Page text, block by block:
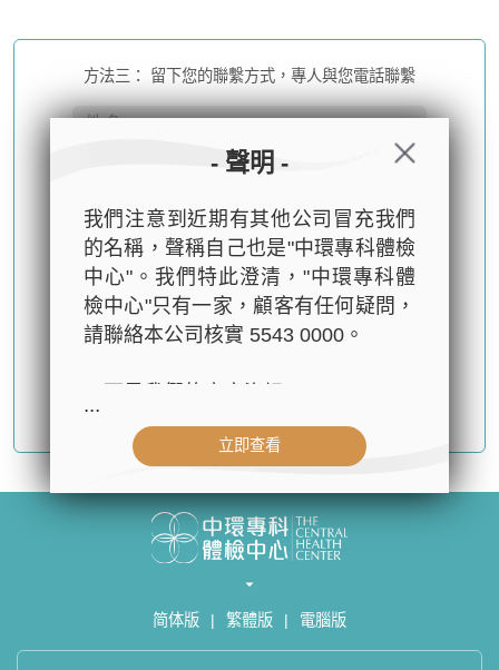
方法三： 留下您的聯繫方式，專人與您電話聯繫
简体版 | 繁體版 | 電腦版
- 聲明 -
我們注意到近期有其他公司冒充我們
的名稱，聲稱自己也是"中環專科體檢
中心"。我們特此澄清，"中環專科體
檢中心"只有一家，顧客有任何疑問，
請聯絡本公司核實 5543 0000。
- 公司名稱：中環專科體檢中心（The
Central Health Center）
心42樓4203室（中環港鐵站出口
- 服務熱線：(852) 3180 9809
- 電子郵箱：cs@tchc.hk
...
立即查看